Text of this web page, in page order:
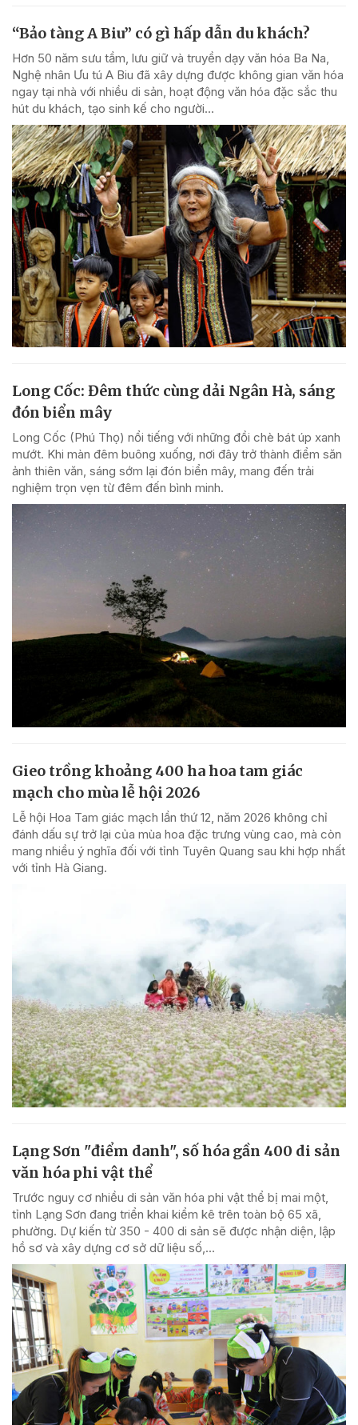
“Bảo tàng A Biu” có gì hấp dẫn du khách?
Hơn 50 năm sưu tầm, lưu giữ và truyền dạy văn hóa Ba Na,
Nghệ nhân Ưu tú A Biu đã xây dựng được không gian văn hóa
ngay tại nhà với nhiều di sản, hoạt động văn hóa đặc sắc thu
hút du khách, tạo sinh kế cho người...
Long Cốc: Đêm thức cùng dải Ngân Hà, sáng
đón biển mây
Long Cốc (Phú Thọ) nổi tiếng với những đồi chè bát úp xanh
mướt. Khi màn đêm buông xuống, nơi đây trở thành điểm săn
ảnh thiên văn, sáng sớm lại đón biển mây, mang đến trải
nghiệm trọn vẹn từ đêm đến bình minh.
Gieo trồng khoảng 400 ha hoa tam giác
mạch cho mùa lễ hội 2026
Lễ hội Hoa Tam giác mạch lần thứ 12, năm 2026 không chỉ
đánh dấu sự trở lại của mùa hoa đặc trưng vùng cao, mà còn
mang nhiều ý nghĩa đối với tỉnh Tuyên Quang sau khi hợp nhất
với tỉnh Hà Giang.
Lạng Sơn "điểm danh", số hóa gần 400 di sản
văn hóa phi vật thể
Trước nguy cơ nhiều di sản văn hóa phi vật thể bị mai một,
tỉnh Lạng Sơn đang triển khai kiểm kê trên toàn bộ 65 xã,
phường. Dự kiến từ 350 - 400 di sản sẽ được nhận diện, lập
hồ sơ và xây dựng cơ sở dữ liệu số,...